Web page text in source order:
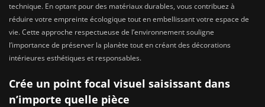
technique. En optant pour des matériaux durables, vous contribuez à
réduire votre empreinte écologique tout en embellissant votre espace de
vie. Cette approche respectueuse de l’environnement souligne
l’importance de préserver la planète tout en créant des décorations
intérieures esthétiques et responsables.
Crée un point focal visuel saisissant dans
n’importe quelle pièce